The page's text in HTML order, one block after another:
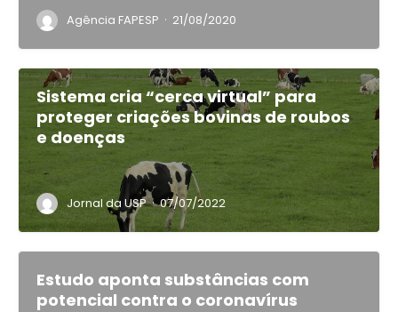
Agência FAPESP · 21/08/2020
Sistema cria “cerca virtual” para
proteger criações bovinas de roubos
e doenças
Jornal da USP · 07/07/2022
Estudo aponta substâncias com
potencial contra o coronavírus